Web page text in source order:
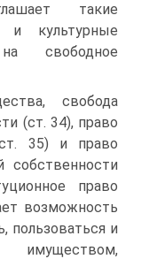
такие
и культурные
свободное
свобода
(ст. 34), право
35) и право
право
возможность
пользоваться и